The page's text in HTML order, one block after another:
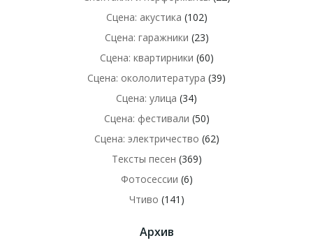
Сцена: акустика (102)
Сцена: гаражники (23)
Сцена: квартирники (60)
Сцена: окололитература (39)
Сцена: улица (34)
Сцена: фестивали (50)
Сцена: электричество (62)
Тексты песен (369)
Фотосессии (6)
Чтиво (141)
Архив